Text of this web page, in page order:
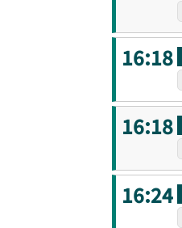
16:18
16:18
16:24